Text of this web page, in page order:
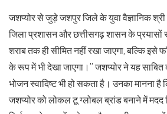
जशप्योर से जुड़े जशपुर जिले के युवा वैज्ञानिक श्री
जिला प्रशासन और छत्तीसगढ़ शासन के
शराब तक ही सीमित नहीं रखा जाएगा, बल्कि इसे
के रूप में भी देखा जाएगा।” जशप्योर ने यह साबित
भोजन स्वादिष्ट भी हो सकता है। उनका मानना
जशप्योर को लोकल टू ग्लोबल ब्रांड बनाने में मदद